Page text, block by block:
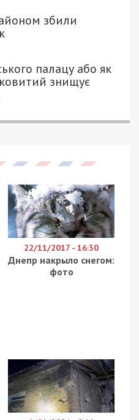
збили
ДЛЯ
1083
оборонці збили над
безпілотник. Про це
на очільника
Лисака.
громаду
Люди не